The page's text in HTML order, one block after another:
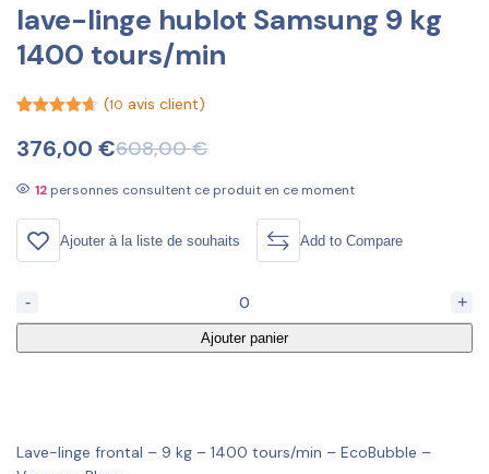
lave-linge hublot Samsung 9 kg
1400 tours/min
sur 5
basé sur
client
(10 avis client)
608,00€
376,00 €
12 personnes consultent ce produit en ce moment
Ajouter à la liste de souhaits Add to Compare
- +
Ajouter panier
Lave-linge frontal – 9 kg – 1400 tours/min – EcoBubble –